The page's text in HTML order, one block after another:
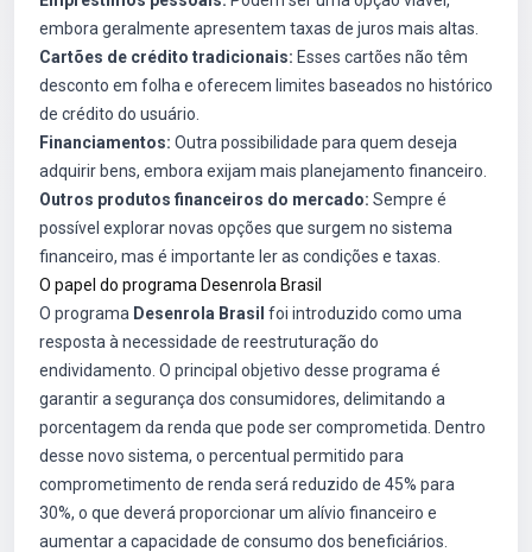
embora geralmente apresentem taxas de juros mais altas.
Cartões de crédito tradicionais: Esses cartões não têm
desconto em folha e oferecem limites baseados no histórico
de crédito do usuário.
Financiamentos: Outra possibilidade para quem deseja
adquirir bens, embora exijam mais planejamento financeiro.
Outros produtos financeiros do mercado: Sempre é
possível explorar novas opções que surgem no sistema
financeiro, mas é importante ler as condições e taxas.
O papel do programa Desenrola Brasil
O programa Desenrola Brasil foi introduzido como uma
resposta à necessidade de reestruturação do
endividamento. O principal objetivo desse programa é
garantir a segurança dos consumidores, delimitando a
porcentagem da renda que pode ser comprometida. Dentro
desse novo sistema, o percentual permitido para
comprometimento de renda será reduzido de 45% para
30%, o que deverá proporcionar um alívio financeiro e
aumentar a capacidade de consumo dos beneficiários.